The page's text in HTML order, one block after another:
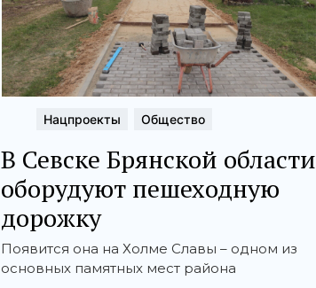
Нацпроекты Общество
В Севске Брянской области
оборудуют пешеходную
дорожку
Появится она на Холме Славы – одном из
основных памятных мест района